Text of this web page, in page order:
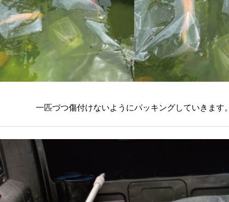
一匹づつ傷付けないようにパッキングしていきます。